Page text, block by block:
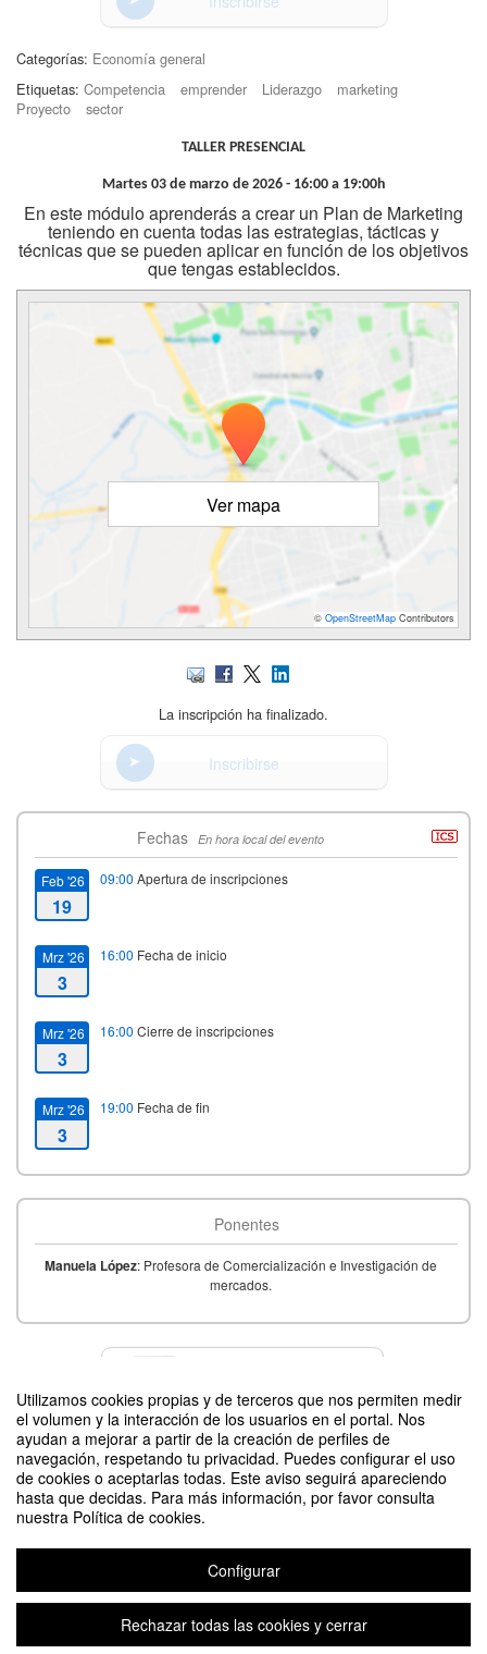
Utilizamos cookies propias y de terceros que nos permiten medir
el volumen y la interacción de los usuarios en el portal. Nos
ayudan a mejorar a partir de la creación de perfiles de
navegación, respetando tu privacidad. Puedes configurar el uso
de cookies o aceptarlas todas. Este aviso seguirá apareciendo
hasta que decidas. Para más información, por favor consulta
nuestra Política de cookies.
Configurar
Rechazar todas las cookies y cerrar
Categorías: Economía general
Etiquetas: Competencia emprender Liderazgo
marketing
Proyecto
sector
TALLER PRESENCIAL
Martes 03 de marzo de 2026 - 16:00 a 19:00h
En este módulo aprenderás a crear un Plan de Marketing
teniendo en cuenta todas las estrategias, tácticas y
técnicas que se pueden aplicar en función de los objetivos
que tengas establecidos.
Ver mapa
© OpenStreetMap Contributors
La inscripción ha finalizado.
Inscribirse
Fechas En hora local del evento
Feb '26
19
09:00 Apertura de inscripciones
Mrz '26
3
16:00 Fecha de inicio
Mrz '26
3
16:00 Cierre de inscripciones
Mrz '26
3
19:00 Fecha de fin
Ponentes
Manuela López: Profesora de Comercialización e Investigación de
mercados.
Difunde tu evento poniendo el siguiente código en tu sitio
Construye un plan de marketing Organizado por UMUEmprende